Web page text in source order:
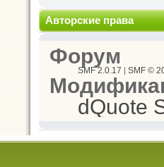
Авторские права
Форум
SMF 2.0.17 SMF ©
dQuote